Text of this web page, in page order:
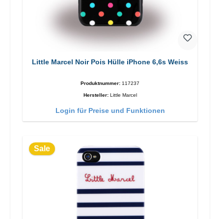
Little Marcel Noir Pois Hülle iPhone 6,6s Weiss
Produktnummer: 117237
Hersteller: Little Marcel
Login für Preise und Funktionen
Sale